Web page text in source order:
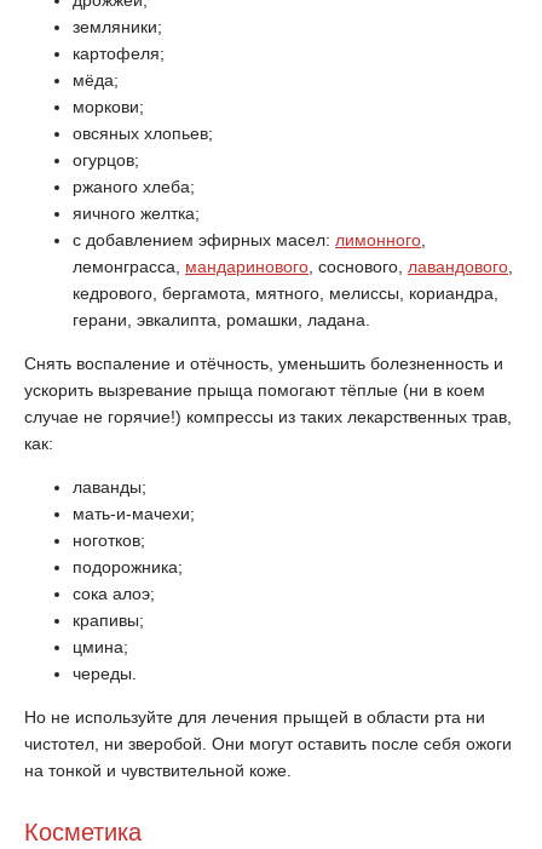
земляники;
картофеля;
мёда;
моркови;
овсяных хлопьев;
огурцов;
ржаного хлеба;
яичного желтка;
с добавлением эфирных масел: лимонного,
лемонграсса, мандаринового, соснового, лавандового,
кедрового, бергамота, мятного, мелиссы, кориандра,
герани, эвкалипта, ромашки, ладана.
Снять воспаление и отёчность, уменьшить болезненность и
ускорить вызревание прыща помогают тёплые (ни в коем
случае не горячие!) компрессы из таких лекарственных трав,
как:
лаванды;
мать-и-мачехи;
ноготков;
подорожника;
сока алоэ;
крапивы;
цмина;
череды.
Но не используйте для лечения прыщей в области рта ни
чистотел, ни зверобой. Они могут оставить после себя ожоги
на тонкой и чувствительной коже.
Косметика